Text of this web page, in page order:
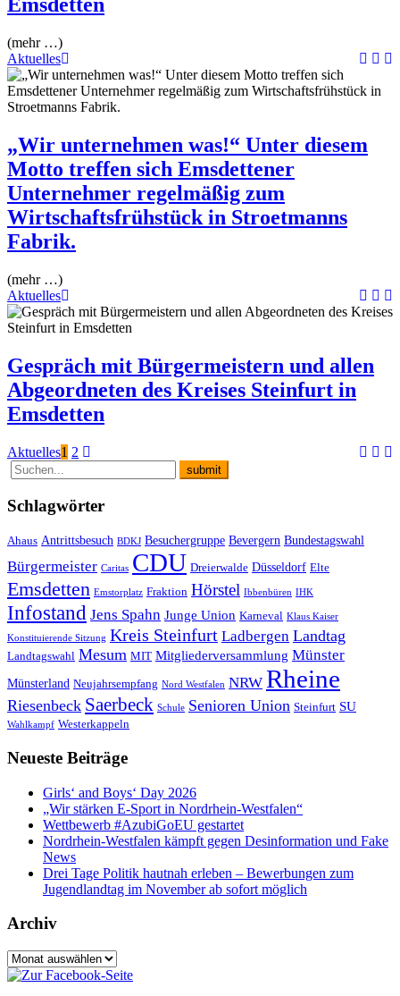
Emsdetten
(mehr …)
Aktuelles
„Wir unternehmen was!“ Unter diesem
Motto treffen sich Emsdettener
Unternehmer regelmäßig zum
Wirtschaftsfrühstück in Stroetmanns
Fabrik.
(mehr …)
Aktuelles
Gespräch mit Bürgermeistern und allen
Abgeordneten des Kreises Steinfurt in
Emsdetten
Aktuelles
Seitennummerierung
der
Beiträge
1 2
Schlagwörter
Ahaus Antrittsbesuch BDKJ Besuchergruppe Bevergern Bundestagswahl
Bürgermeister Caritas CDU Dreierwalde Düsseldorf Elte
Emsdetten Emstorplatz Fraktion Hörstel Ibbenbüren IHK
Infostand Jens Spahn Junge Union Karneval Klaus Kaiser
Konstituierende Sitzung Kreis Steinfurt Ladbergen Landtag
Landtagswahl Mesum MIT Mitgliederversammlung Münster
Münsterland Neujahrsempfang Nord Westfalen NRW Rheine
Riesenbeck Saerbeck Schule Senioren Union Steinfurt SU
Wahlkampf Westerkappeln
Neueste Beiträge
Girls‘ and Boys‘ Day 2026
„Wir stärken E-Sport in Nordrhein-Westfalen“
Wettbewerb #AzubiGoEU gestartet
Nordrhein-Westfalen kämpft gegen Desinformation und Fake
News
Drei Tage Politik hautnah erleben – Bewerbungen zum
Jugendlandtag im November ab sofort möglich
Archiv
Archiv